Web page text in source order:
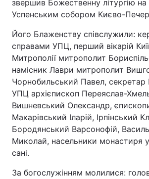
звершив Божественну літургію
Успенським собором Києво-
Його Блаженству співслужили:
справами УПЦ, перший вікарій
Митрополії митрополит
намісник Лаври митрополит
Чорнобильський Павел, секретар
УПЦ архієпископ Переяслав-
Вишневський Олександр,
Макарівський Іларій, Ірпінський
Бородянський Варсонофій,
Миколай, насельники монастиря
сані.
За богослужінням молилися: